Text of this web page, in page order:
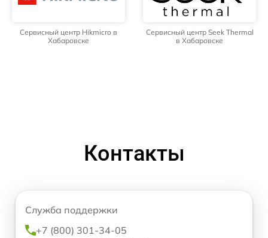
Сервисный центр Hikmicro в
Хабаровске
Сервисный центр Seek Thermal
в Хабаровске
Контакты
Служба поддержки
+7 (800) 301-34-05